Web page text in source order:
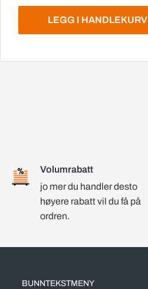
LEGG I HANDLEKURV
Volumrabatt
jo mer du handler desto
høyere rabatt vil du få på
ordren.
BUNNTEKSTMENY